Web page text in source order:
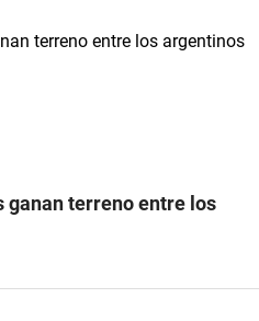
ganan terreno entre los